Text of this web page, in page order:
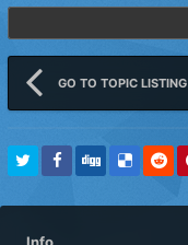
GO TO TOPIC LISTING